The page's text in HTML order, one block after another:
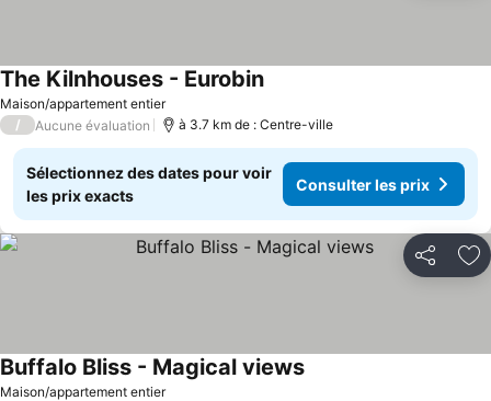
Maison/appartement entier
The Kilnhouses - EurobinConsulter les prix
/ Aucune évaluation à 3.7 km de : Centre-ville
Sélectionnez des dates pour voir
les prix exacts
Consulter les prix
Partager
Maison/appartement entier
Buffalo Bliss - Magical viewsConsulter les prix